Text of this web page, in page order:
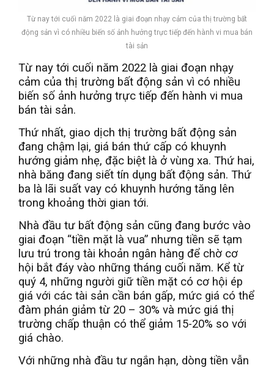
Từ nay tới cuối năm 2022 là giai đoạn nhạy cảm của thị trường bất
động sản vì có nhiều biến số ảnh hưởng trực tiếp đến hành vi mua bán
tài sản
Từ nay tới cuối năm 2022 là giai đoạn nhạy
cảm của thị trường bất động sản vì có nhiều
biến số ảnh hưởng trực tiếp đến hành vi mua
bán tài sản.
Thứ nhất, giao dịch thị trường bất động sản
đang chậm lại, giá bán thứ cấp có khuynh
hướng giảm nhẹ, đặc biệt là ở vùng xa. Thứ hai,
nhà băng đang siết tín dụng bất động sản. Thứ
ba là lãi suất vay có khuynh hướng tăng lên
trong khoảng thời gian tới.
Nhà đầu tư bất động sản cũng đang bước vào
giai đoạn “tiền mặt là vua” nhưng tiền sẽ tạm
lưu trú trong tài khoản ngân hàng để chờ cơ
hội bắt đáy vào những tháng cuối năm. Kể từ
quý 4, những người giữ tiền mặt có cơ hội ép
giá với các tài sản cần bán gấp, mức giá có thể
đàm phán giảm từ 20 – 30% và mức giá thị
trường chấp thuận có thể giảm 15-20% so với
giá chào.
Với những nhà đầu tư ngắn hạn, dòng tiền vẫn